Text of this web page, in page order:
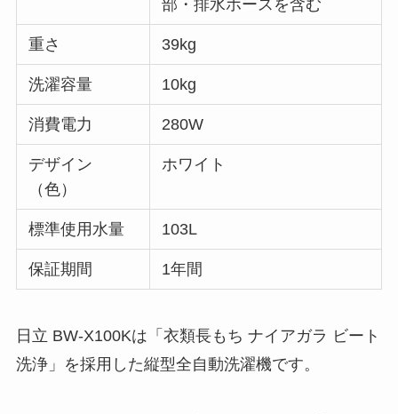
部・排水ホースを含む
重さ 39kg
洗濯容量 10kg
消費電力 280W
デザイン
（色）
ホワイト
標準使用水量 103L
保証期間 1年間
日立 BW-X100Kは「衣類長もち ナイアガラ ビート
洗浄」を採用した縦型全自動洗濯機です。